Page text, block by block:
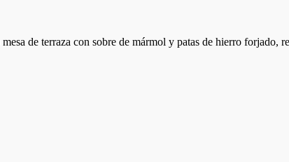
de terraza con sobre de mármol y patas de hierro forjado,